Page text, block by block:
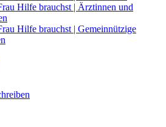
Hilfe brauchst | Ärztinnen und
Hilfe brauchst | Gemeinnützige